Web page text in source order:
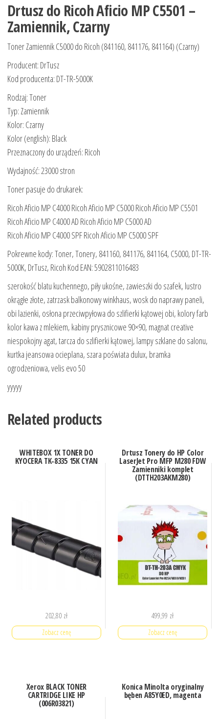
Drtusz do Ricoh Aficio MP C5501 –
Zamiennik, Czarny
Toner Zamiennik C5000 do Ricoh (841160, 841176, 841164) (Czarny)
Producent: DrTusz
Kod producenta: DT-TR-5000K
Rodzaj: Toner
Typ: Zamiennik
Kolor: Czarny
Kolor (english): Black
Przeznaczony do urządzeń: Ricoh
Wydajność: 23000 stron
Toner pasuje do drukarek:
Ricoh Aficio MP C4000 Ricoh Aficio MP C5000 Ricoh Aficio MP C5501
Ricoh Aficio MP C4000 AD Ricoh Aficio MP C5000 AD
Ricoh Aficio MP C4000 SPF Ricoh Aficio MP C5000 SPF
Pokrewne kody: Toner, Tonery, 841160, 841176, 841164, C5000, DT-TR-
5000K, DrTusz, Ricoh Kod EAN: 5902811016483
szerokość blatu kuchennego, piły ukośne, zawieszki do szafek, lustro
okrągłe złote, zatrzask balkonowy winkhaus, wosk do naprawy paneli,
obi lazienki, osłona przeciwpyłowa do szlifierki kątowej obi, kolory farb
kolor kawa z mlekiem, kabiny prysznicowe 90×90, magnat creative
niespokojny agat, tarcza do szlifierki kątowej, lampy szklane do salonu,
kurtka jeansowa ocieplana, szara poświata dulux, bramka
ogrodzeniowa, velis evo 50
yyyyy
Related products
WHITEBOX 1X TONER DO
KYOCERA TK-8335 15K CYAN
202,80 zł
Zobacz cenę
Drtusz Tonery do HP Color
LaserJet Pro MFP M280 FDW
Zamienniki komplet
(DTTH203AKM280)
499,99 zł
Zobacz cenę
Xerox BLACK TONER
CARTRIDGE LIKE HP
(006R03821)
Konica Minolta oryginalny
bęben A85Y0ED, magenta